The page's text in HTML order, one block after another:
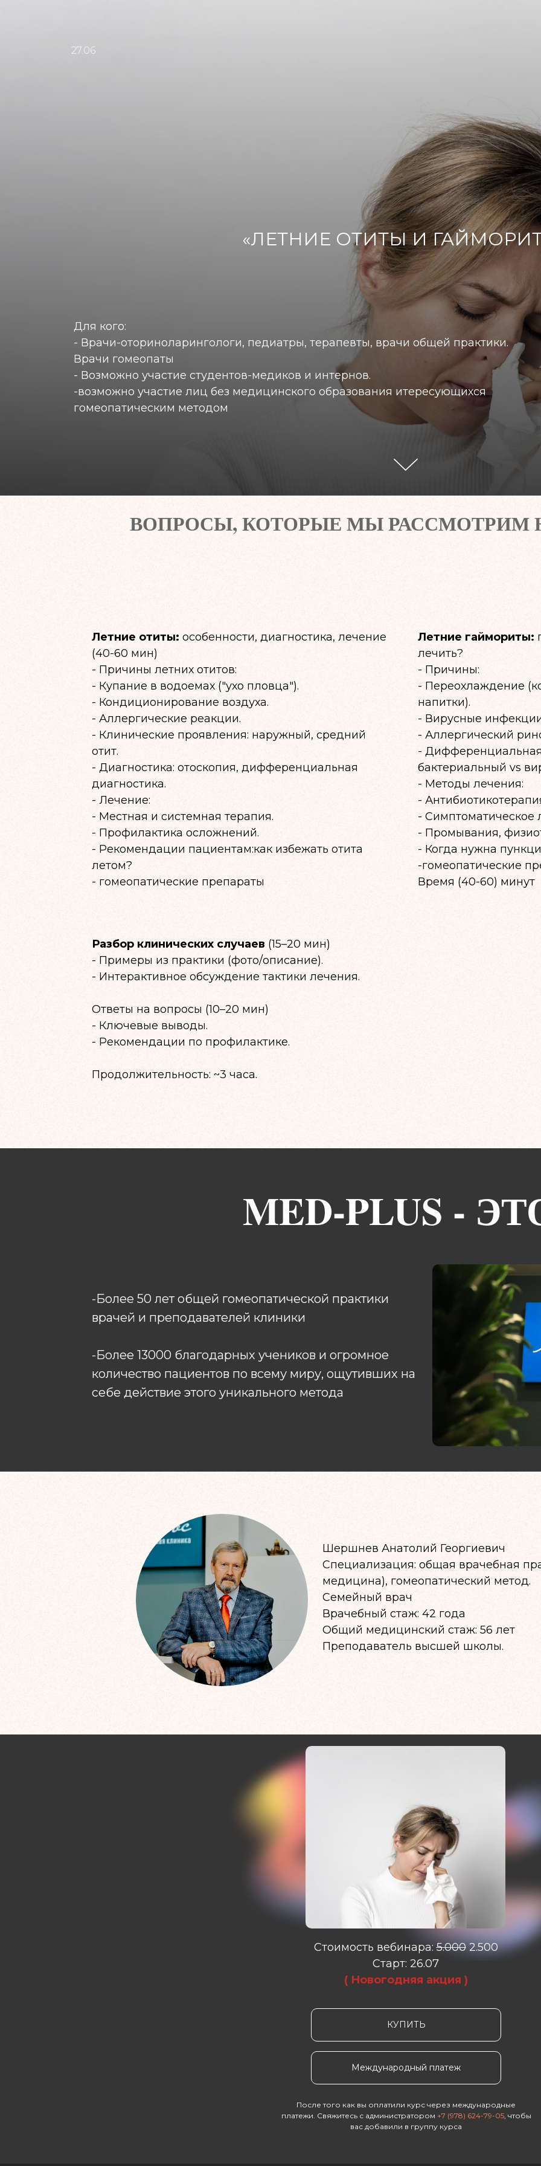
27.06
«ЛЕТНИЕ ОТИТЫ И
Для кого:
- Врачи-оториноларингологи, педиатры, терапевты, врачи общей практики.
Врачи гомеопаты
- Возможно участие студентов-медиков и интернов.
-возможно участие лиц без медицинского образования итересующихся
гомеопатическим методом
ВОПРОСЫ, КОТОРЫЕ МЫ РАССМОТРИМ
Летние отиты: особенности, диагностика, лечение
(40-60 мин)
- Причины летних отитов:
- Купание в водоемах ("ухо пловца").
- Кондиционирование воздуха.
- Аллергические реакции.
- Клинические проявления: наружный, средний
отит.
- Диагностика: отоскопия, дифференциальная
диагностика.
- Лечение:
- Местная и системная терапия.
- Профилактика осложнений.
- Рекомендации пациентам:как избежать отита
летом?
- гомеопатические препараты
Летние гаймориты:
лечить?
- Причины:
- Переохлаждение
напитки).
- Вирусные
- Аллергический
-
бактериальный vs
- Методы лечения:
-
- Симптоматическое
- Промывания,
- Когда нужна
-гомеопатические
Время (40-60) минут
Разбор клинических случаев (15–20 мин)
- Примеры из практики (фото/описание).
- Интерактивное обсуждение тактики лечения.
Ответы на вопросы (10–20 мин)
- Ключевые выводы.
- Рекомендации по профилактике.
Продолжительность: ~3 часа.
MED-PLUS -
-Более 50 лет общей гомеопатической практики
врачей и преподавателей клиники
-Более 13000 благодарных учеников и огромное
количество пациентов по всему миру, ощутивших на
себе действие этого уникального метода
Шершнев Анатолий Георгиевич
Специализация: общая врачебная
медицина), гомеопатический метод.
Семейный врач
Врачебный стаж: 42 года
Общий медицинский стаж: 56 лет
Преподаватель высшей школы.
Не позволяйте
1. Снижение или
Стоимость вебинара:5.0002.500
Cтарт: 26.07
( Новогодняя акция )
КУПИТЬ
Международный платеж
После того как вы оплатили курс через международные
платежи. Свяжитесь с администратором +7 (978) 624-79-05, чтобы
вас добавили в группу курса